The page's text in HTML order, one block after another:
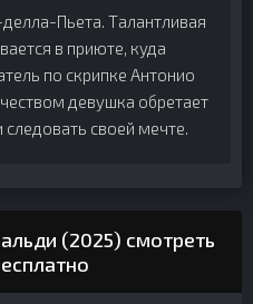
Пьета. Талантливая
в приюте, куда
по скрипке Антонио
девушка обретает
следовать своей мечте.
(2025) смотреть